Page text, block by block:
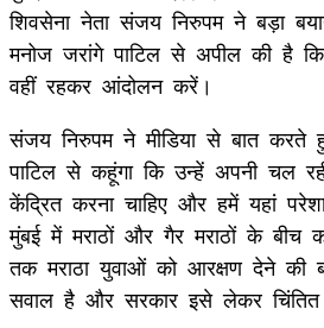
शिवसेना नेता संजय निरुपम ने बड़ा
मनोज जरांगे पाटि‍ल से अपील की है
वहीं रहकर आंदोलन करें।
संजय निरुपम ने मीडिया से बात करते
पाटिल से कहूंगा कि उन्हें अपनी चल
केंद्रित करना चाहिए और हमें यहां
मुंबई में मराठों और गैर मराठों के बीच
तक ​​मराठा युवाओं को आरक्षण देने की
सवाल है और सरकार इसे लेकर